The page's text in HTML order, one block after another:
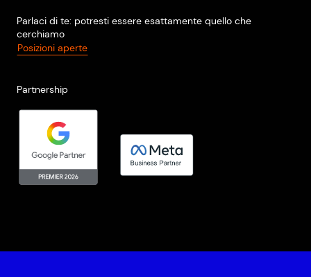
Parlaci di te: potresti essere esattamente quello che
cerchiamo
Posizioni aperte
Partnership